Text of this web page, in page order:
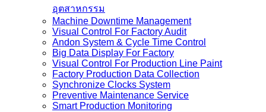
อุตสาหกรรม
Machine Downtime Management
Visual Control For Factory Audit
Andon System & Cycle Time Control
Big Data Display For Factory
Visual Control For Production Line Paint
Factory Production Data Collection
Synchronize Clocks System
Preventive Maintenance Service
Smart Production Monitoring